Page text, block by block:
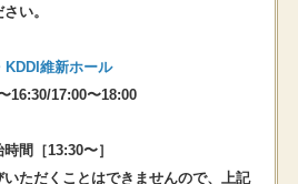
い。
維新ホール
16:30/17:00〜18:00
間［13:30〜］
いただくことはできませんので、上記